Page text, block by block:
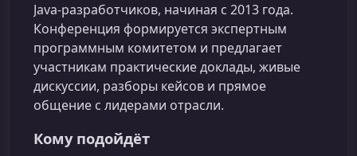
Java-разработчиков, начиная с 2013 года.
Конференция формируется экспертным
программным комитетом и предлагает
участникам практические доклады, живые
дискуссии, разборы кейсов и прямое
общение с лидерами отрасли.
Кому подойдёт